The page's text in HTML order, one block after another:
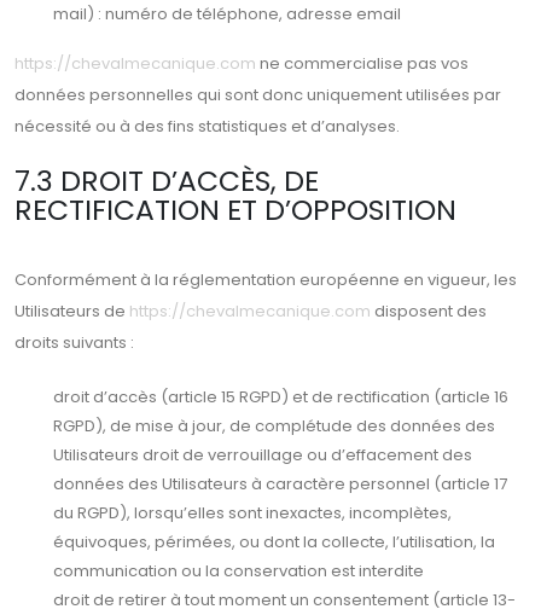
mail) : numéro de téléphone, adresse email
https://chevalmecanique.com ne commercialise pas vos
données personnelles qui sont donc uniquement utilisées par
nécessité ou à des fins statistiques et d’analyses.
7.3 DROIT D’ACCÈS, DE
RECTIFICATION ET D’OPPOSITION
Conformément à la réglementation européenne en vigueur, les
Utilisateurs de https://chevalmecanique.com disposent des
droits suivants :
droit d’accès (article 15 RGPD) et de rectification (article 16
RGPD), de mise à jour, de complétude des données des
Utilisateurs droit de verrouillage ou d’effacement des
données des Utilisateurs à caractère personnel (article 17
du RGPD), lorsqu’elles sont inexactes, incomplètes,
équivoques, périmées, ou dont la collecte, l’utilisation, la
communication ou la conservation est interdite
droit de retirer à tout moment un consentement (article 13-